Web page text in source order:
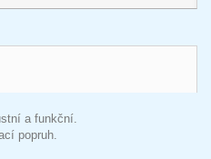
a funkční.
popruh.